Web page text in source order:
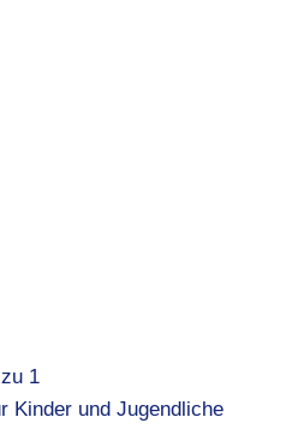
1
Kinder und Jugendliche